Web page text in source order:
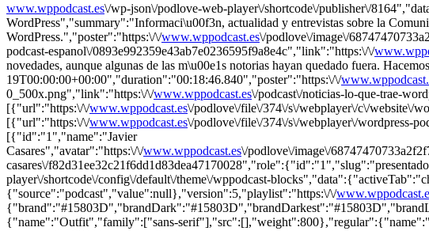
www.wppodcast.es\/wp-json\/podlove-web-player\/shortcode\/publisher\/
WordPress","summary":"Informaci\u00f3n, actualidad y entrevistas sobre la
WordPress.","poster":"https:\/\/www.wppodcast.es\/podlove\/image\/
podcast-espanol\/0893e992359e43ab7e0236595f9a8e4c","link":"https:\/\/
novedades, aunque algunas de las m\u00e1s notorias hayan quedado fuera.
19T00:00:00+00:00","duration":"00:18:46.840","poster":"https:\/\/
0_500x.png","link":"https:\/\/www.wppodcast.es\/podcast\/noticias-lo-que-trae-
[{"url":"https:\/\/www.wppodcast.es\/podlove\/file\/374\/s\/webplayer\/c\/website\/
[{"url":"https:\/\/www.wppodcast.es\/podlove\/file\/374\/s\/webplayer\/wordpress-
[{"id":"1","name":"Javier
Casares","avatar":"https:\/\/www.wppodcast.es\/podlove\/image\/
casares\/
player\/shortcode\/config\/default\/theme\/wppodcast-
{"source":"podcast","value":null},"version":5,"playlist":"https:\/\/
{"name":"Outfit","family":["sans-